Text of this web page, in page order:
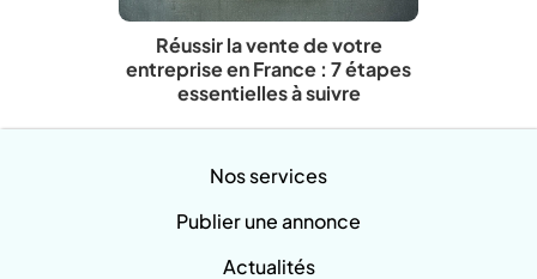
Réussir la vente de votre
entreprise en France : 7 étapes
essentielles à suivre
Nos services
Publier une annonce
Actualités